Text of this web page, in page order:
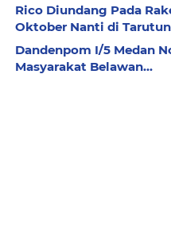
Rico Diundang Pada
Oktober Nanti di
Dandenpom I/5 Medan
Masyarakat Belawan...